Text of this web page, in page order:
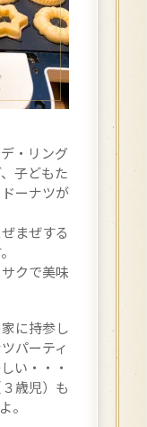
・リング
子どもた
ーナツが
まぜする
クで美味
に持参し
パーティ
い・・・
歳児）も
。